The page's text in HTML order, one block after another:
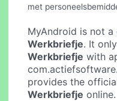
met
MyAndroid is not
Werkbriefje. It
Werkbriefje with
provides the
Werkbriefje online.